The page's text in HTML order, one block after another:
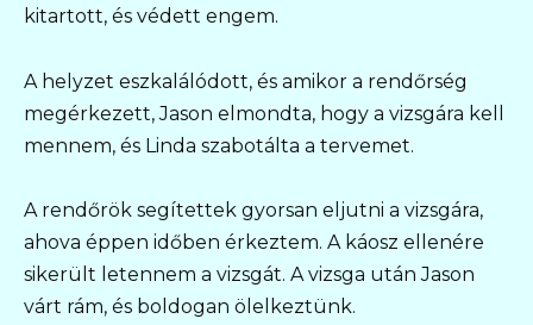
kitartott, és védett engem.
A helyzet eszkalálódott, és amikor a rendőrség
megérkezett, Jason elmondta, hogy a vizsgára kell
mennem, és Linda szabotálta a tervemet.
A rendőrök segítettek gyorsan eljutni a vizsgára,
ahova éppen időben érkeztem. A káosz ellenére
sikerült letennem a vizsgát. A vizsga után Jason
várt rám, és boldogan ölelkeztünk.